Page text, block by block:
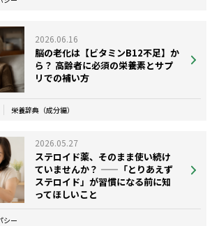
2026.06.16
脳の老化は【ビタミンB12不足】か
ら？ 高齢者に必須の栄養素とサプ
リでの補い方
栄養辞典（成分編）
2026.05.27
ステロイド薬、そのまま使い続け
ていませんか？ ——「とりあえず
ステロイド」が習慣になる前に知
ってほしいこと
シー